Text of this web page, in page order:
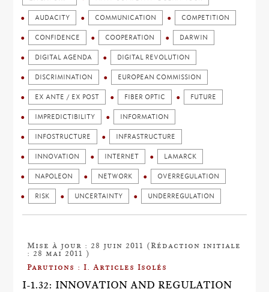
AUDACITY COMMUNICATION COMPETITION
CONFIDENCE COOPERATION DARWIN
DIGITAL AGENDA DIGITAL REVOLUTION
DISCRIMINATION EUROPEAN COMMISSION
EX ANTE / EX POST FIBER OPTIC FUTURE
IMPREDICTIBILITY INFORMATION
INFOSTRUCTURE INFRASTRUCTURE
INNOVATION INTERNET LAMARCK
NAPOLEON NETWORK OVERREGULATION
RISK UNCERTAINTY UNDERREGULATION
Mise à jour : 28 juin 2011 (Rédaction initiale
: 28 mai 2011 )
Parutions : I. Articles Isolés
I-1.32: INNOVATION AND REGULATION